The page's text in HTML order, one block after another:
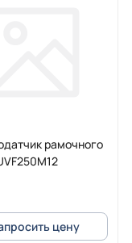
рамочного
цену